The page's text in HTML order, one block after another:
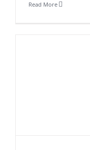
Read More